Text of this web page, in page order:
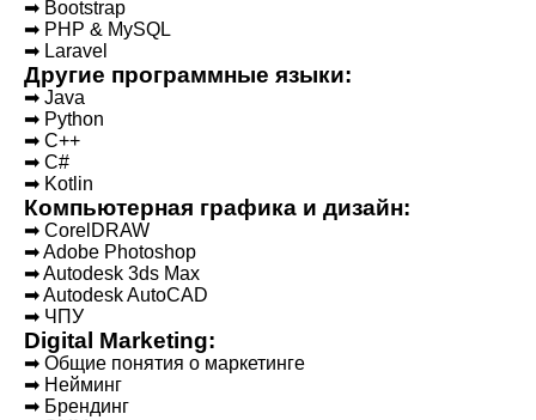
➡ Bootstrap
➡ PHP & MySQL
➡ Laravel
Другие программные языки:
➡ Java
➡ Python
➡ C++
➡ C#
➡ Kotlin
Компьютерная графика и дизайн:
➡ CorelDRAW
➡ Adobe Photoshop
➡ Autodesk 3ds Max
➡ Autodesk AutoCAD
➡ ЧПУ
Digital Marketing:
➡ Общие понятия о маркетинге
➡ Нейминг
➡ Брендинг